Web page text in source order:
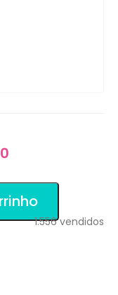
1.556vendidos